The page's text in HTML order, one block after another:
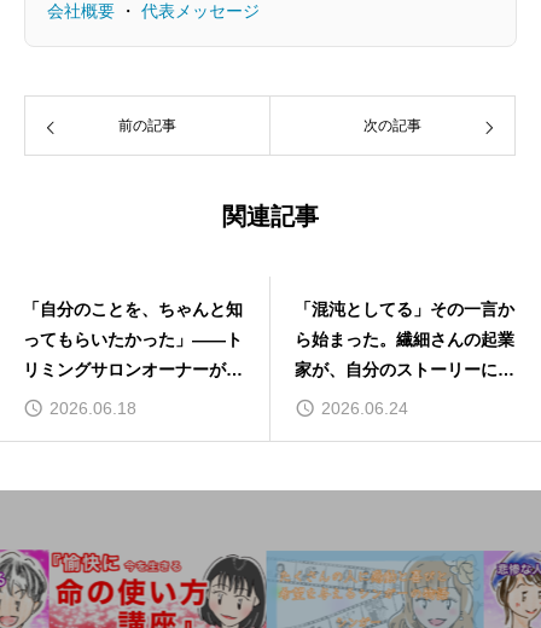
会社概要 ・ 代表メッセージ
前の記事 次の記事
関連記事
「自分のことを、ちゃんと知
ってもらいたかった」——ト
リミングサロンオーナーが感
動ムービー®を制作して気づ
2026.06.18
「混沌としてる」その一言か
ら始まった。繊細さんの起業
家が、自分のストーリーに出
会うまで
2026.06.24